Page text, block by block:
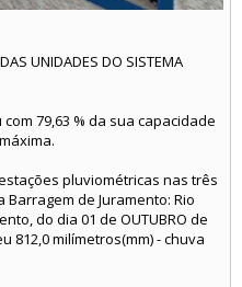
UNIDADES DO SISTEMA
79,63 % da sua capacidade
pluviométricas nas três
de Juramento: Rio
do dia 01 de OUTUBRO de
812,0 milímetros(mm) - chuva